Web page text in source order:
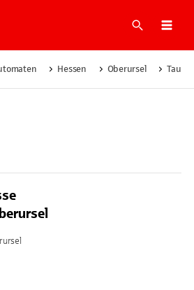
Suche
Hessen Oberursel